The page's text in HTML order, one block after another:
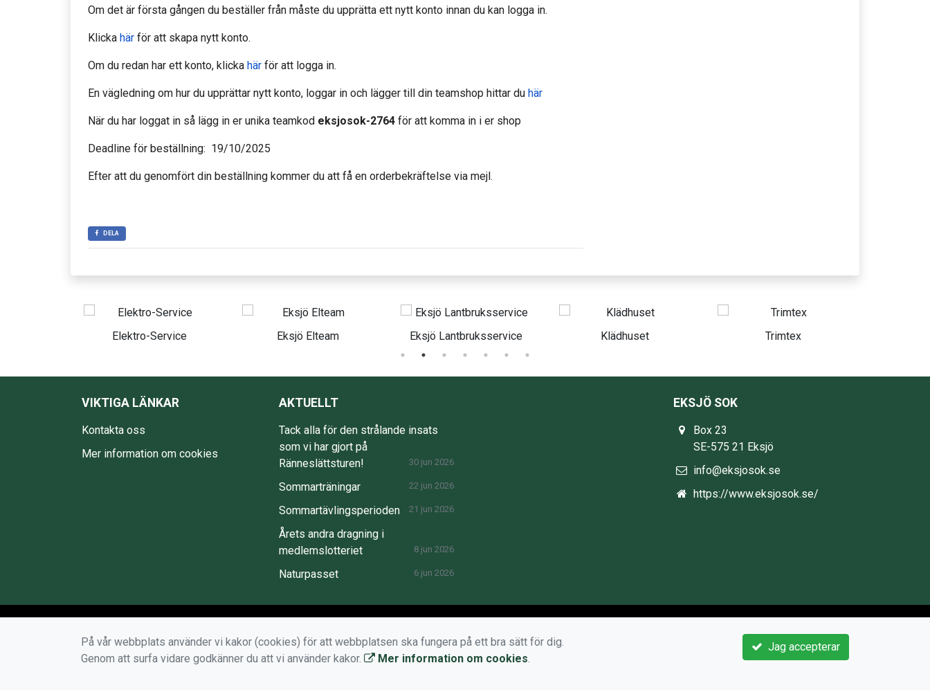
Om det är första gången du beställer från måste du upprätta ett nytt konto innan du kan logga in.
Klicka här för att skapa nytt konto.
Om du redan har ett konto, klicka här för att logga in.
En vägledning om hur du upprättar nytt konto, loggar in och lägger till din teamshop hittar du här
När du har loggat in så lägg in er unika teamkod eksjosok-2764 för att komma in i er shop
Deadline för beställning: 19/10/2025
Efter att du genomfört din beställning kommer du att få en orderbekräftelse via mejl.
DELA
Eksjö Elteam Eksjö Lantbruksservice Klädhuset Trimtex Swedbank
VIKTIGA LÄNKAR
Kontakta oss
Mer information om cookies
AKTUELLT
Tack alla för den strålande insats
som vi har gjort på
Ränneslättsturen!
30 jun 2026
Sommarträningar 22 jun 2026
Sommartävlingsperioden 21 jun 2026
Årets andra dragning i
medlemslotteriet
8 jun 2026
Naturpasset 6 jun 2026
EKSJÖ SOK
Box 23
SE-575 21 Eksjö
info@eksjosok.se
https://www.eksjosok.se/
Jag accepterar
På vår webbplats använder vi kakor (cookies) för att webbplatsen ska fungera på ett bra sätt för dig.
Genom att surfa vidare godkänner du att vi använder kakor.
Mer information om cookies.